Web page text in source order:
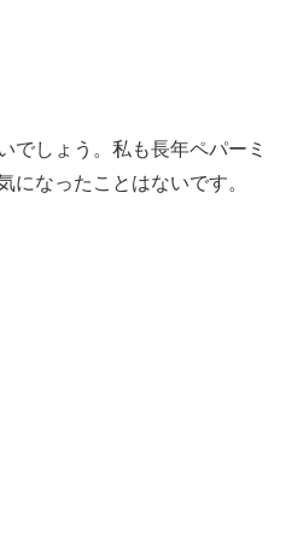
でしょう。私も長年ペパーミ
になったことはないです。